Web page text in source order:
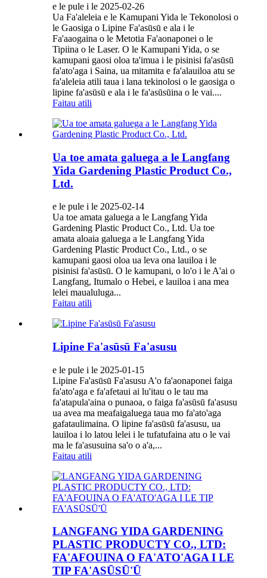
e le pule i le 2025-02-26
Ua Fa'aleleia e le Kamupani Yida le Tekonolosi o
le Gaosiga o Lipine Fa'asūsū e ala i le
Fa'aaogaina o le Metotia Fa'aonaponei o le
Tipiina o le Laser. O le Kamupani Yida, o se
kamupani gaosi oloa ta'imua i le pisinisi fa'asūsū
fa'ato'aga i Saina, ua mitamita e fa'alauiloa atu se
fa'aleleia atili taua i lana tekinolosi o le gaosiga o
lipine fa'asūsū e ala i le fa'asūsūina o le vai....
Faitau atili
Ua toe amata galuega a le Langfang
Yida Gardening Plastic Product Co.,
Ltd.
e le pule i le 2025-02-14
Ua toe amata galuega a le Langfang Yida
Gardening Plastic Product Co., Ltd. Ua toe
amata aloaia galuega a le Langfang Yida
Gardening Plastic Product Co., Ltd., o se
kamupani gaosi oloa ua leva ona lauiloa i le
pisinisi fa'asūsū. O le kamupani, o lo'o i le A'ai o
Langfang, Itumalo o Hebei, e lauiloa i ana mea
lelei maualuluga...
Faitau atili
Lipine Fa'asūsū Fa'asusu
e le pule i le 2025-01-15
Lipine Fa'asūsū Fa'asusu A'o fa'aonaponei faiga
fa'ato'aga e fa'afetaui ai lu'itau o le tau ma
fa'atapula'aina o punaoa, o faiga fa'asūsū fa'asusu
ua avea ma meafaigaluega taua mo fa'ato'aga
gafataulimaina. O lipine fa'asūsū fa'asusu, ua
lauiloa i lo latou lelei i le tufatufaina atu o le vai
ma le fa'asusuina sa'o o a'a,...
Faitau atili
LANGFANG YIDA GARDENING
PLASTIC PRODUCTY CO., LTD:
FA'AFOUINA O FA'ATO'AGA I LE
TIP FA'ASŪSŪ'Ū